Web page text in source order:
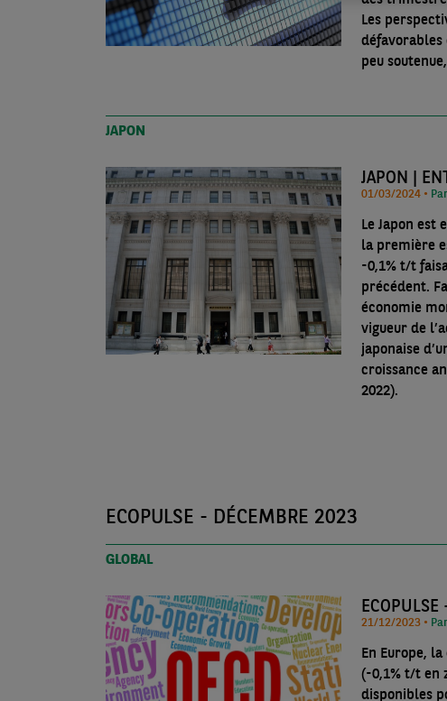
Les
peu
JAPON
01/03/2024 •
Le Japon est
la première
-0,1% t/t
précédent.
économie
vigueur de
japonaise
croissance
2022).
ECOPULSE - DÉCEMBRE 2023
GLOBAL
21/12/2023 •
En Europe,
(-0,1% t/t en
disponibles